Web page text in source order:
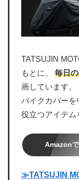
TATSUJIN
もとに、 毎日
画しています。
バイクカバーを
役立つアイテム
Amazon
≫TATSUJIN